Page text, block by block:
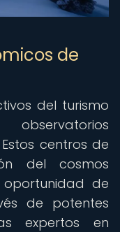
de
del turismo
centros de
del cosmos
de
de potentes
expertos en